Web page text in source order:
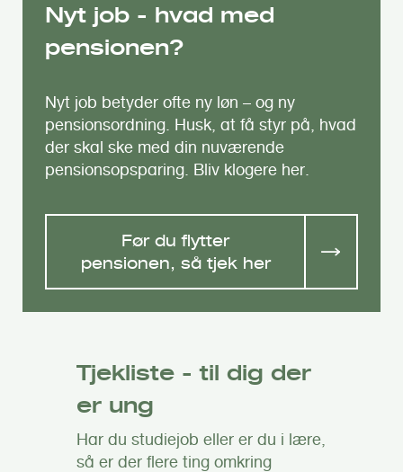
Nyt job - hvad med
pensionen?
Nyt job betyder ofte ny løn – og ny
pensionsordning. Husk, at få styr på, hvad
der skal ske med din nuværende
pensionsopsparing. Bliv klogere her.
Før du flytter
pensionen, så tjek her
Tjekliste - til dig der
er ung
Har du studiejob eller er du i lære,
så er der flere ting omkring